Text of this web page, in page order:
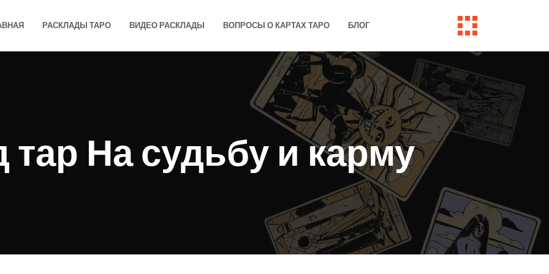
РАСКЛАДЫ ТАРО ВИДЕО РАСКЛАДЫ ВОПРОСЫ О КАРТАХ ТАРО БЛОГ
тар На судьбу и карму